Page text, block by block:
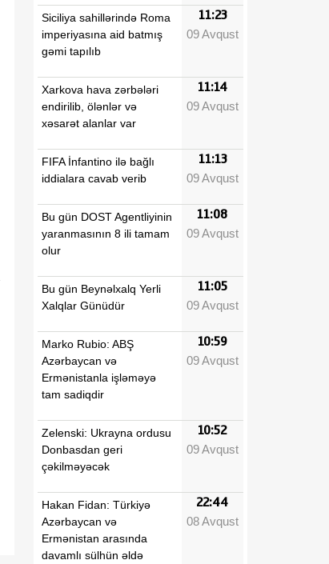
Siciliya sahillərində Roma
imperiyasına aid batmış
gəmi tapılıb
11:23
09 Avqust
Xarkova hava zərbələri
endirilib, ölənlər və
xəsarət alanlar var
11:14
09 Avqust
FIFA İnfantino ilə bağlı
iddialara cavab verib
11:13
09 Avqust
Bu gün DOST Agentliyinin
yaranmasının 8 ili tamam
olur
11:08
09 Avqust
Bu gün Beynəlxalq Yerli
Xalqlar Günüdür
11:05
09 Avqust
Marko Rubio: ABŞ
Azərbaycan və
Ermənistanla işləməyə
tam sadiqdir
10:59
09 Avqust
Zelenski: Ukrayna ordusu
Donbasdan geri
çəkilməyəcək
10:52
09 Avqust
Hakan Fidan: Türkiyə
Azərbaycan və
Ermənistan arasında
davamlı sülhün əldə
22:44
08 Avqust